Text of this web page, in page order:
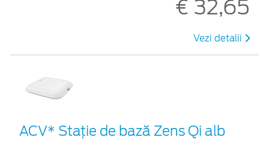
€ 32,65
Vezi detalii
ACV* Stație de bază Zens Qi alb